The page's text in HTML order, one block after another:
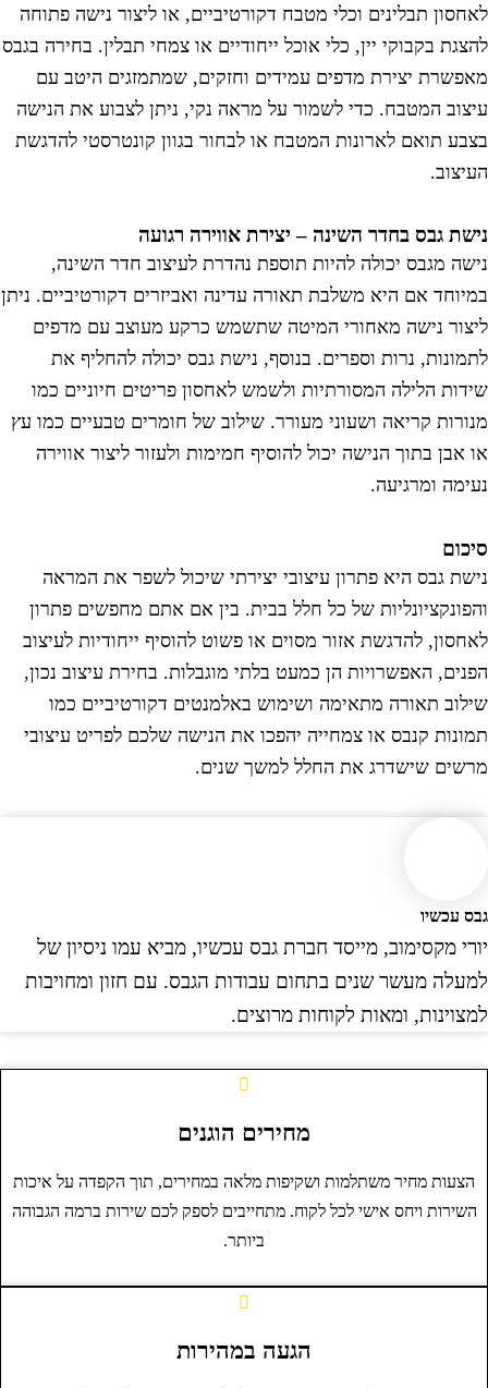
תבלינים וכלי מטבח דקורטיביים, או ליצור נישה פתוחה
בקבוקי יין, כלי אוכל ייחודיים או צמחי תבלין. בחירה בגבס
יצירת מדפים עמידים וחזקים, שמתמזגים היטב עם
המטבח. כדי לשמור על מראה נקי, ניתן לצבוע את הנישה
תואם לארונות המטבח או לבחור בגוון קונטרסטי להדגשת
גבס בחדר השינה – יצירת אווירה רגועה
מגבס יכולה להיות תוספת נהדרת לעיצוב חדר השינה,
אם היא משלבת תאורה עדינה ואביזרים דקורטיביים. ניתן
נישה מאחורי המיטה שתשמש כרקע מעוצב עם מדפים
נרות וספרים. בנוסף, נישת גבס יכולה להחליף את
הלילה המסורתיות ולשמש לאחסון פריטים חיוניים כמו
קריאה ושעוני מעורר. שילוב של חומרים טבעיים כמו עץ
אבן בתוך הנישה יכול להוסיף חמימות ולעזור ליצור אווירה
ומרגיעה.
גבס היא פתרון עיצובי יצירתי שיכול לשפר את המראה
של כל חלל בבית. בין אם אתם מחפשים פתרון
להדגשת אזור מסוים או פשוט להוסיף ייחודיות לעיצוב
האפשרויות הן כמעט בלתי מוגבלות. בחירת עיצוב נכון,
תאורה מתאימה ושימוש באלמנטים דקורטיביים כמו
קנבס או צמחייה יהפכו את הנישה שלכם לפריט עיצובי
שישדרג את החלל למשך שנים.
עכשיו
מקסימוב, מייסד חברת גבס עכשיו, מביא עמו ניסיון של
מעשר שנים בתחום עבודות הגבס. עם חזון ומחויבות
ומאות לקוחות מרוצים.
מחירים הוגנים
הצעות מחיר משתלמות ושקיפות מלאה במחירים, תוך הקפדה על איכות
השירות ויחס אישי לכל לקוח. מתחייבים לספק לכם שירות ברמה הגבוהה
ביותר.
הגעה במהירות